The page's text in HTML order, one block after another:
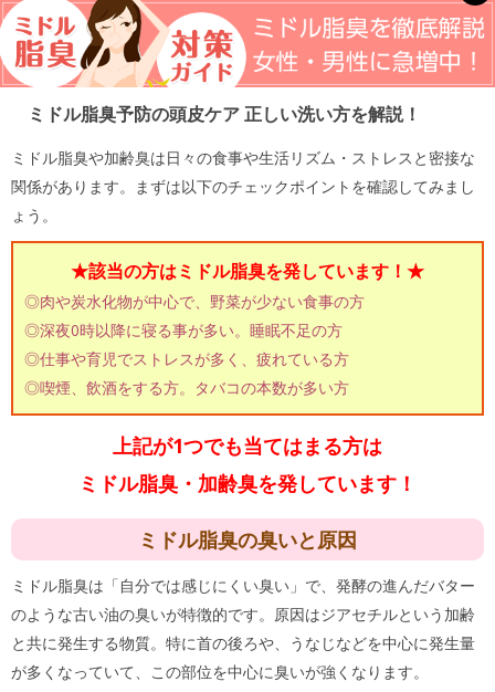
ミドル脂臭予防の頭皮ケア 正しい洗い方を解説！
ミドル脂臭や加齢臭は日々の食事や生活リズム・ストレスと密接な
関係があります。まずは以下のチェックポイントを確認してみまし
ょう。
★該当の方はミドル脂臭を発しています！★
◎肉や炭水化物が中心で、野菜が少ない食事の方
◎深夜0時以降に寝る事が多い。睡眠不足の方
◎仕事や育児でストレスが多く、疲れている方
◎喫煙、飲酒をする方。タバコの本数が多い方
上記が1つでも当てはまる方は
ミドル脂臭・加齢臭を発しています！
ミドル脂臭の臭いと原因
ミドル脂臭は「自分では感じにくい臭い」で、発酵の進んだバター
のような古い油の臭いが特徴的です。原因はジアセチルという加齢
と共に発生する物質。特に首の後ろや、うなじなどを中心に発生量
が多くなっていて、この部位を中心に臭いが強くなります。